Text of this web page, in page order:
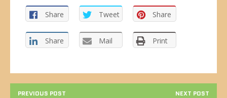
Share Tweet Share
Share Mail Print
PREVIOUS POST NEXT POST